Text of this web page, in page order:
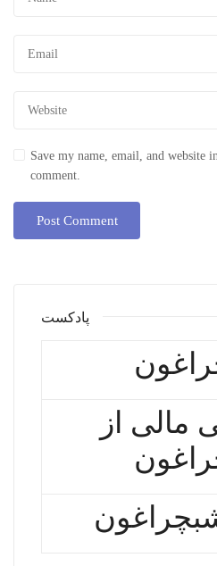
Save my name, email, and website
comment.
پادکست
مالی از